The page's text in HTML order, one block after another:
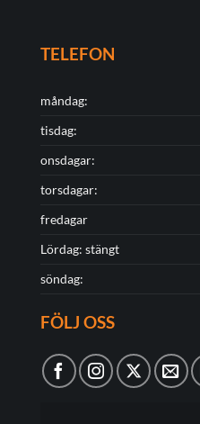
TELEFON
måndag:
tisdag:
onsdagar:
torsdagar:
fredagar
Lördag: stängt
söndag:
FÖLJ OSS